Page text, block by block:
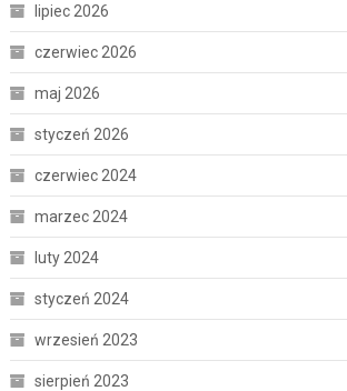
lipiec 2026
czerwiec 2026
maj 2026
styczeń 2026
czerwiec 2024
marzec 2024
luty 2024
styczeń 2024
wrzesień 2023
sierpień 2023